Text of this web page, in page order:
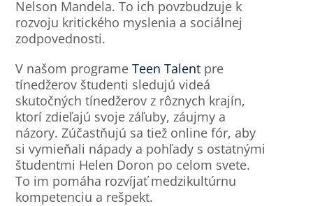
Nelson Mandela. To ich povzbudzuje k
rozvoju kritického myslenia a sociálnej
zodpovednosti.
V našom programeTeen Talent pre
tínedžerov študenti sledujú videá
skutočných tínedžerov z rôznych krajín,
ktorí zdieľajú svoje záľuby, záujmy a
názory. Zúčastňujú sa tiež online fór, aby
si vymieňali nápady a pohľady s ostatnými
študentmi Helen Doron po celom svete.
To im pomáha rozvíjať medzikultúrnu
kompetenciu a rešpekt.